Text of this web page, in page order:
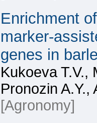
Enrichment
marker-
genes in
Kukoeva T.V.,
Pronozin
[Agronomy]